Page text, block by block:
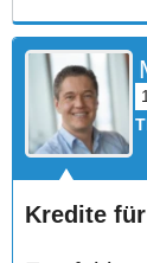
Kredite